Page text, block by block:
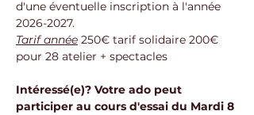
d'une éventuelle inscription à l'année
2026-2027.
Tarif année 250€ tarif solidaire 200€
pour 28 atelier + spectacles
Intéressé(e)? Votre ado peut
participer au cours d'essai du Mardi 8